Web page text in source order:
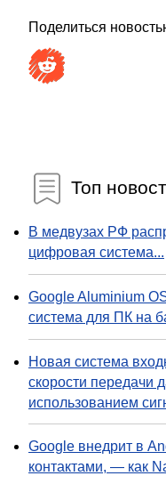
Поделиться
Топ
В медвузах РФ
цифровая система...
Google Aluminium
система для ПК на
Новая система
скорости передачи
использованием
Google внедрит в
контактами, — как